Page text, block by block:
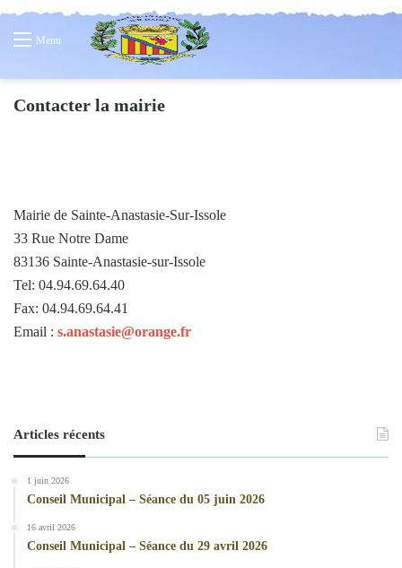
Menu
Contacter la mairie
Mairie de Sainte-Anastasie-Sur-Issole
33 Rue Notre Dame
83136 Sainte-Anastasie-sur-Issole
Tel: 04.94.69.64.40
Fax: 04.94.69.64.41
Email : s.anastasie@orange.fr
Articles récents
1 juin 2026
Conseil Municipal – Séance du 05 juin 2026
16 avril 2026
Conseil Municipal – Séance du 29 avril 2026